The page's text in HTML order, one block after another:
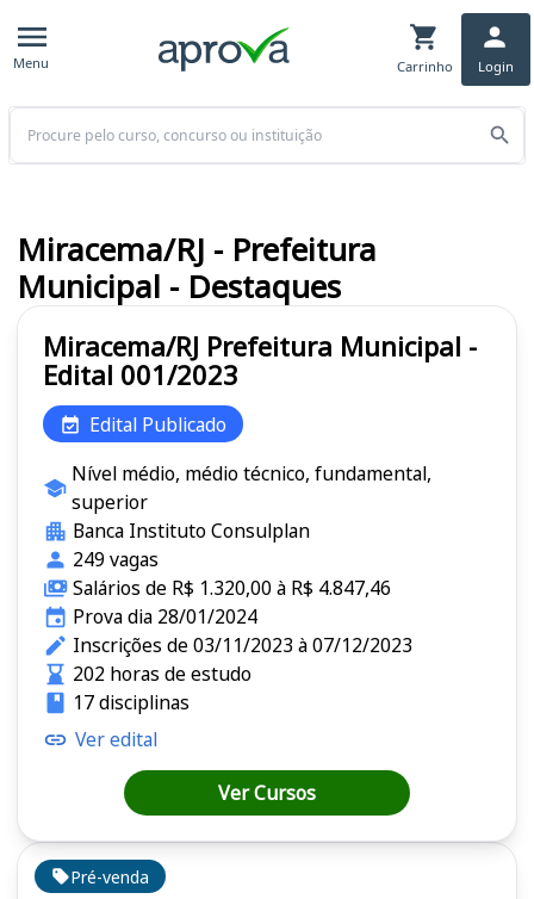
Menu Carrinho Login
Buscar
Pré-venda
Miracema/RJ Prefeitura Municipal -
Edital 001/2023
Edital Publicado
Nível médio, médio técnico, fundamental,
superior
Banca Instituto Consulplan
249 vagas
Salários de R$ 1.320,00 à R$ 4.847,46
Prova dia 28/01/2024
Inscrições de 03/11/2023 à 07/12/2023
202 horas de estudo
17 disciplinas
Ver edital
Ver Cursos
Miracema/RJ - Prefeitura
Municipal - Destaques